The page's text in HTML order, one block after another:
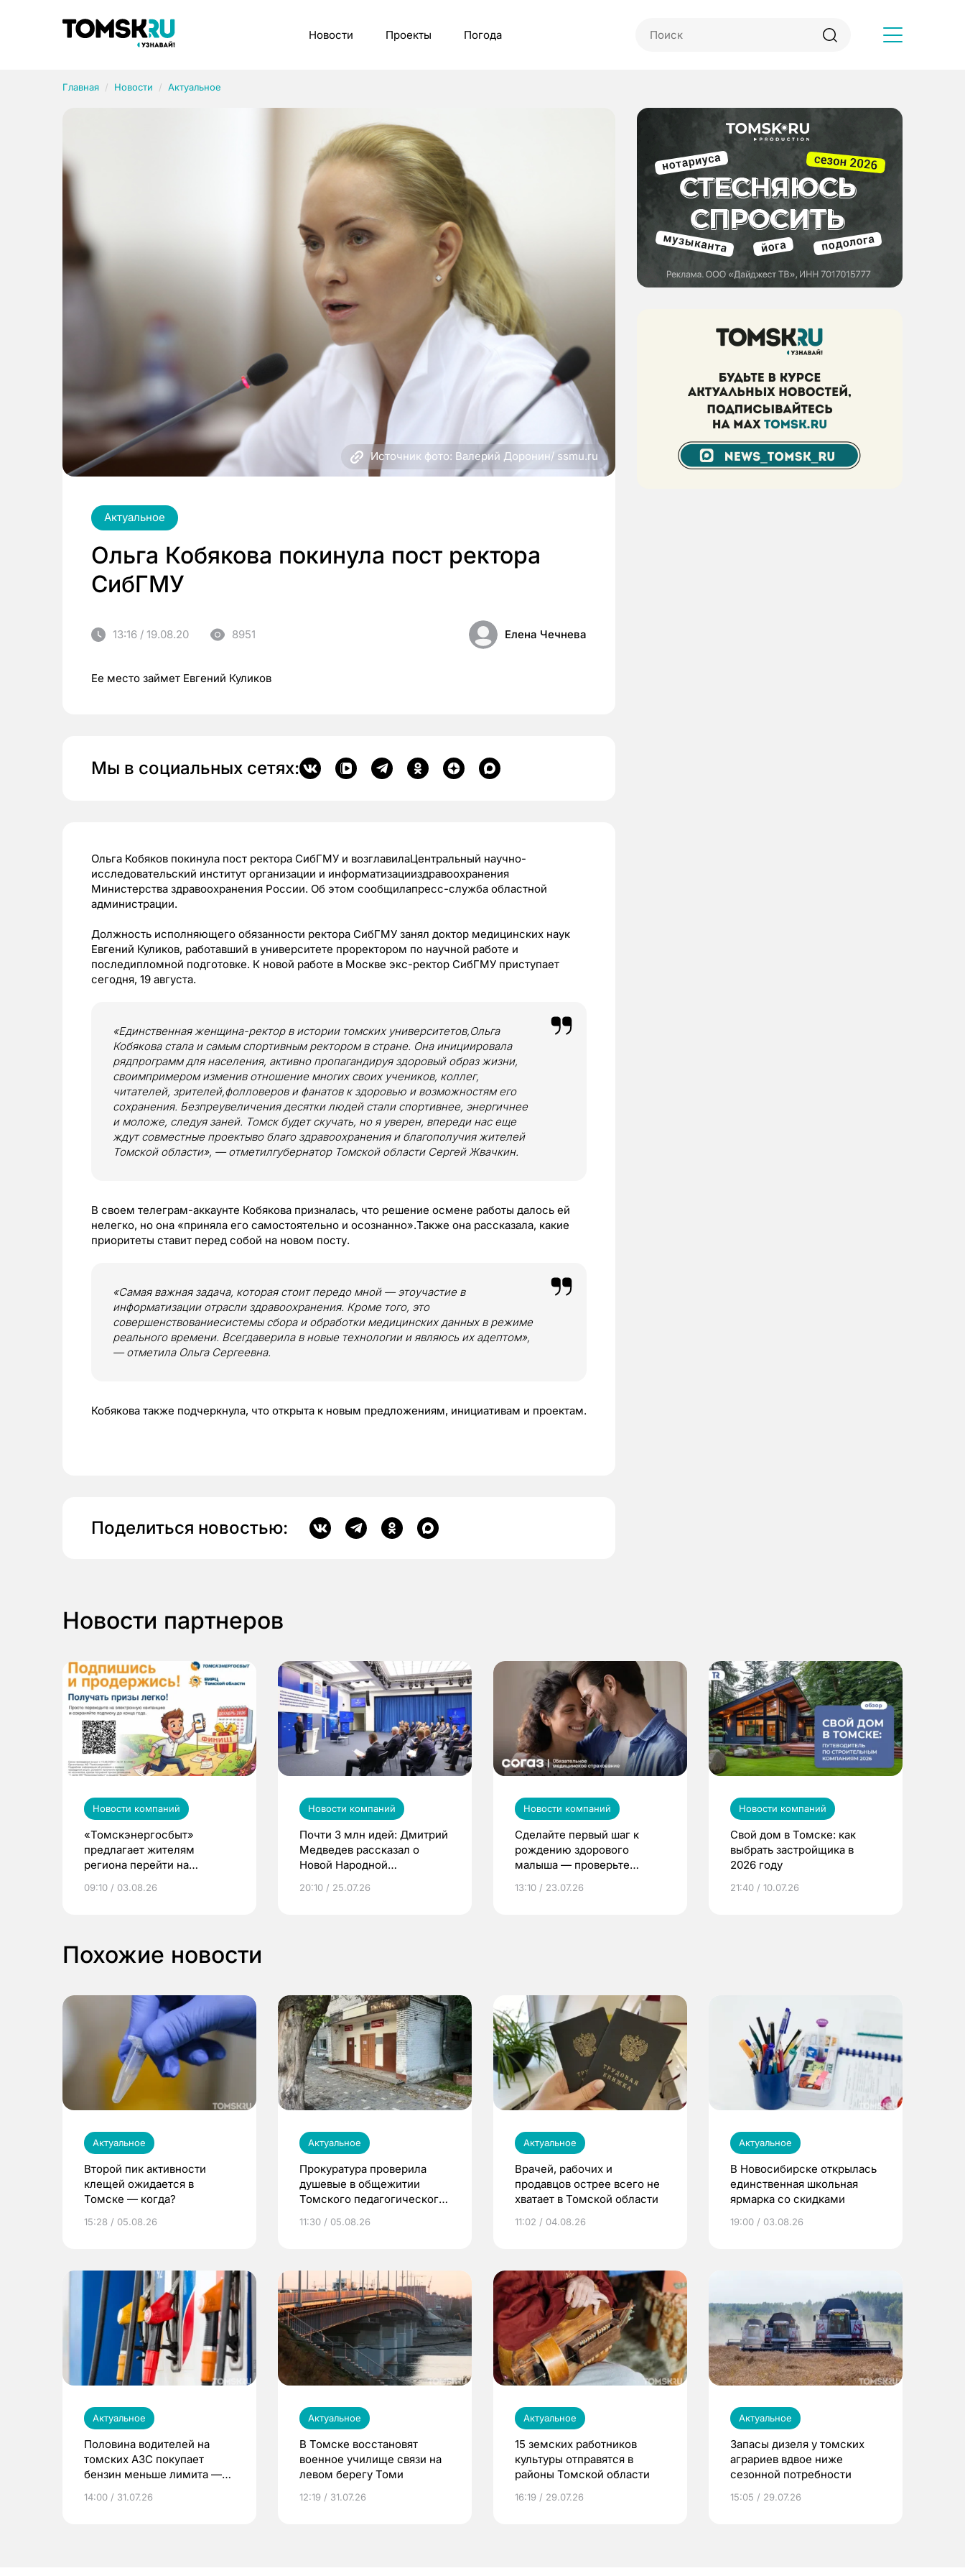
Новости Проекты Погода
Главная Новости Актуальное
Источник фото: Валерий Доронин/ ssmu.ru
Актуальное
Ольга Кобякова покинула пост ректора
СибГМУ
13:16 / 19.08.20 8951 Елена Чечнева
Ее место займет Евгений Куликов
Мы в социальных сетях:
Ольга Кобяков покинула пост ректора СибГМУ и возглавилаЦентральный научно-
исследовательский институт организации и информатизацииздравоохранения
Министерства здравоохранения России. Об этом сообщилапресс-служба областной
администрации.
Должность исполняющего обязанности ректора СибГМУ занял доктор медицинских наук
Евгений Куликов, работавший в университете проректором по научной работе и
последипломной подготовке. К новой работе в Москве экс-ректор СибГМУ приступает
сегодня, 19 августа.
«Единственная женщина-ректор в истории томских университетов,Ольга
Кобякова стала и самым спортивным ректором в стране. Она инициировала
рядпрограмм для населения, активно пропагандируя здоровый образ жизни,
своимпримером изменив отношение многих своих учеников, коллег,
читателей, зрителей,фолловеров и фанатов к здоровью и возможностям его
сохранения. Безпреувеличения десятки людей стали спортивнее, энергичнее
и моложе, следуя заней. Томск будет скучать, но я уверен, впереди нас еще
ждут совместные проектыво благо здравоохранения и благополучия жителей
Томской области», — отметилгубернатор Томской области Сергей Жвачкин.
В своем телеграм-аккаунте Кобякова призналась, что решение осмене работы далось ей
нелегко, но она «приняла его самостоятельно и осознанно».Также она рассказала, какие
приоритеты ставит перед собой на новом посту.
«Самая важная задача, которая стоит передо мной — этоучастие в
информатизации отрасли здравоохранения. Кроме того, это
совершенствованиесистемы сбора и обработки медицинских данных в режиме
реального времени. Всегдаверила в новые технологии и являюсь их адептом»,
— отметила Ольга Сергеевна.
Кобякова также подчеркнула, что открыта к новым предложениям, инициативам и проектам.
Поделиться новостью:
Новости партнеров
Новости компаний
«Томскэнергосбыт»
предлагает жителям
региона перейти на
выиграть призы
09:10 / 03.08.26
Новости компаний
Почти 3 млн идей: Дмитрий
Медведев рассказал о
Новой Народной
20:10 / 25.07.26
Новости компаний
Сделайте первый шаг к
рождению здорового
малыша — проверьте
по ОМС!
13:10 / 23.07.26
Новости компаний
Свой дом в Томске: как
выбрать застройщика в
2026 году
21:40 / 10.07.26
Похожие новости
Актуальное
Второй пик активности
клещей ожидается в
Томске — когда?
15:28 / 05.08.26
Актуальное
Прокуратура проверила
душевые в общежитии
Томского педагогического
11:30 / 05.08.26
Актуальное
Врачей, рабочих и
продавцов острее всего не
хватает в Томской области
11:02 / 04.08.26
Актуальное
В Новосибирске открылась
единственная школьная
ярмарка со скидками
19:00 / 03.08.26
Актуальное
Половина водителей на
томских АЗС покупает
бензин меньше лимита —
14:00 / 31.07.26
Актуальное
В Томске восстановят
военное училище связи на
левом берегу Томи
12:19 / 31.07.26
Актуальное
15 земских работников
культуры отправятся в
районы Томской области
16:19 / 29.07.26
Актуальное
Запасы дизеля у томских
аграриев вдвое ниже
сезонной потребности
15:05 / 29.07.26
Рубрики